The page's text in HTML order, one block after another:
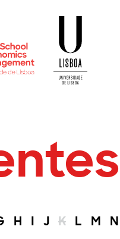
H I J K L M N